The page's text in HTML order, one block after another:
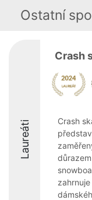
Ostatní
Laureáti
Crash
Crash